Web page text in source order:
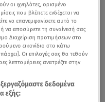
στη Μεγάλη
γίνει η κηδεία του
σε ηλικία 99 ετών.
οι ιχνηλάτες, ορισμένο
που βλέπετε ενδέχεται να
να επανεμφανίσετε αυτό το
ή να αποσύρετε τη συναίνεσή σας
Διαχείριση προτιμήσεων στο
εικονίδιο στο κάτω
Οι επιλογές σας θα τεθούν
λεπτομέρειες ανατρέξτε στην
δεδομένα
εξής: